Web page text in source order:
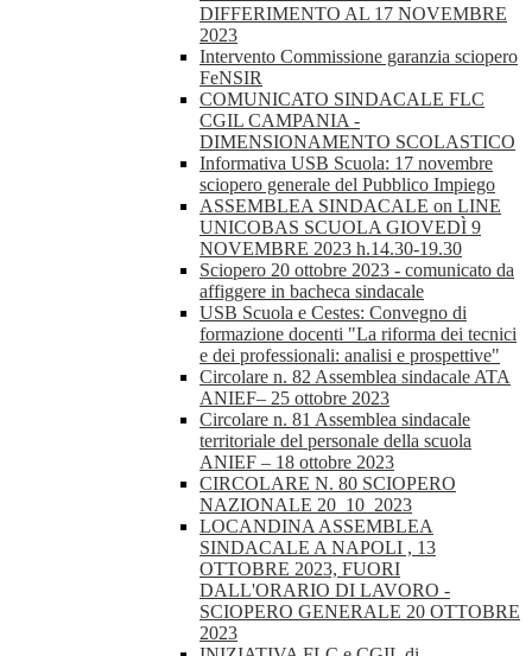
DIFFERIMENTO AL 17 NOVEMBRE
2023
Intervento Commissione garanzia sciopero
FeNSIR
COMUNICATO SINDACALE FLC
CGIL CAMPANIA -
DIMENSIONAMENTO SCOLASTICO
Informativa USB Scuola: 17 novembre
sciopero generale del Pubblico Impiego
ASSEMBLEA SINDACALE on LINE
UNICOBAS SCUOLA GIOVEDÌ 9
NOVEMBRE 2023 h.14.30-19.30
Sciopero 20 ottobre 2023 - comunicato da
affiggere in bacheca sindacale
USB Scuola e Cestes: Convegno di
formazione docenti "La riforma dei tecnici
e dei professionali: analisi e prospettive"
Circolare n. 82 Assemblea sindacale ATA
ANIEF– 25 ottobre 2023
Circolare n. 81 Assemblea sindacale
territoriale del personale della scuola
ANIEF – 18 ottobre 2023
CIRCOLARE N. 80 SCIOPERO
NAZIONALE 20_10_2023
LOCANDINA ASSEMBLEA
SINDACALE A NAPOLI , 13
OTTOBRE 2023, FUORI
DALL'ORARIO DI LAVORO -
SCIOPERO GENERALE 20 OTTOBRE
2023